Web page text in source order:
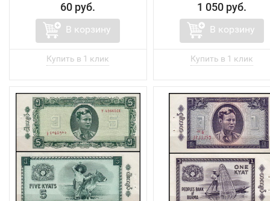
60 руб.
В корзину
1 050 руб.
В корзину